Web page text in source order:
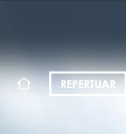
REPERTUAR